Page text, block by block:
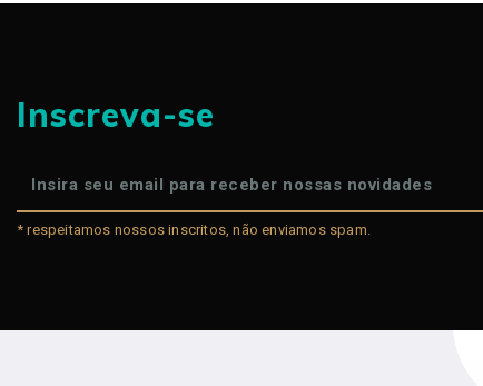
Inscreva-se
* respeitamos nossos inscritos, não enviamos spam.